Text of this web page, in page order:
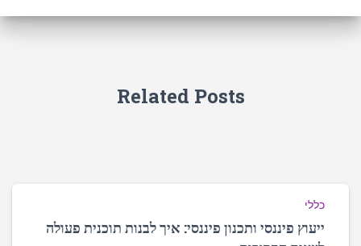
Related Posts
כללי
ייעוץ פיננסי ותכנון פיננסי: איך לבנות תוכנית פעולה